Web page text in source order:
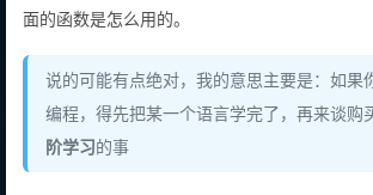
面的函数是怎么用的。
说的可能有点绝对，我的意思主要是：如果
编程，得先把某一个语言学完了，再来谈购
阶学习的事